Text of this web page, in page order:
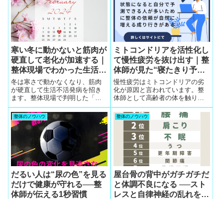
寒い冬に動かないと筋肉が
硬直して老化が加速する｜
整体現場でわかった生活不
活発病と改善の知恵
冬は寒さで動かなくなり、筋肉
が硬直して生活不活発病を招き
ます。整体現場で判明した「観
るだけで変わる」改善法、家事×
ストレッチの運動習慣、姿勢の
修整、ワイガヤ座談会の効果な
ど、老化スピードを抑える生活
の知恵を解説します。
ミトコンドリアを活性化し
て慢性疲労を抜け出す｜整
体師が見た“寝たきり予
防”の最短ルート
慢性疲労はミトコンドリアの劣
化が原因と言われています。整
体師として高齢者の体を触り続
けてわかった「疲労が抜けない
人の共通点」と「ミトコンドリ
アを活性化する生活習慣」を、
実例とともにわかりやすく解説
します。
整体のノウハウ
だるい人は“尿の色”を見る
だけで健康が守れる──整
体師が伝える1秒習慣
整体のノウハウ
屋台骨の背中がガチガチだ
と体調不良になる ──スト
レスと自律神経の乱れを見